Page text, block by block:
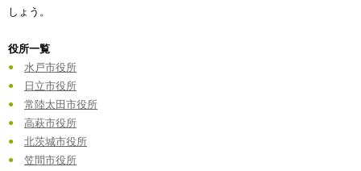
しょう。
役所一覧
水戸市役所
日立市役所
常陸太田市役所
高萩市役所
北茨城市役所
笠間市役所